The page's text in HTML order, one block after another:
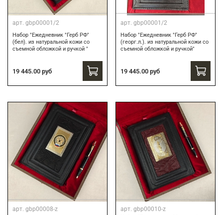
арт. gbp00001/2
Набор "Ежедневник "Герб РФ"
(бел). из натуральной кожи со
съемной обложкой и ручкой "
19 445.00 руб
арт. gbp00001/2
Набор "Ежедневник "Герб РФ"
(георг.л.). из натуральной кожи со
съемной обложкой и ручкой"
19 445.00 руб
арт. gbp00008-z арт. gbp00010-z